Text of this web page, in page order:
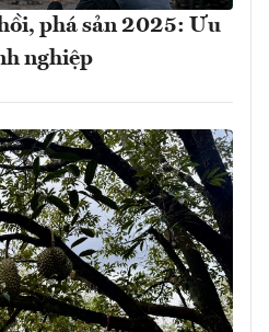
phá sản 2025: Ưu
nghiệp